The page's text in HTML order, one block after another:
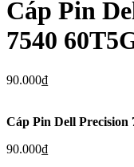
Cáp Pin
7540
90.000₫
Cáp Pin Dell Precision
90.000₫